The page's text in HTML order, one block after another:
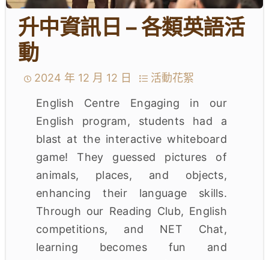
升中資訊日 – 各類英語活
動
2024 年 12 月 12 日
活動花絮
English Centre Engaging in our
English program, students had a
blast at the interactive whiteboard
game! They guessed pictures of
animals, places, and objects,
enhancing their language skills.
Through our Reading Club, English
competitions, and NET Chat,
learning becomes fun and